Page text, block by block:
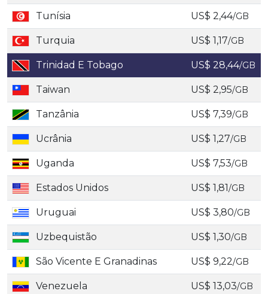
Tunísia US$ 2,44/GB
Turquia US$ 1,17/GB
Trinidad E Tobago US$ 28,44/GB
Taiwan US$ 2,95/GB
Tanzânia US$ 7,39/GB
Ucrânia US$ 1,27/GB
Uganda US$ 7,53/GB
Estados Unidos US$ 1,81/GB
Uruguai US$ 3,80/GB
Uzbequistão US$ 1,30/GB
São Vicente E Granadinas US$ 9,22/GB
Venezuela US$ 13,03/GB